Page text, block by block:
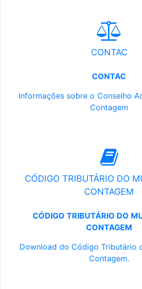
CONTAC
CONTAC
Informações sobre o Conselho
Contagem
CÓDIGO TRIBUTÁRIO DO
CONTAGEM
CÓDIGO TRIBUTÁRIO DO
CONTAGEM
Download do Código Tributário
Contagem.